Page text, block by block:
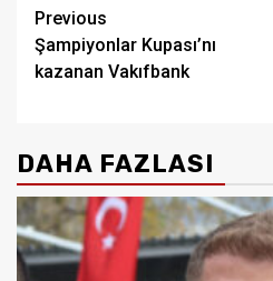
Post
navigation
Previous
Şampiyonlar Kupası’nı
kazanan Vakıfbank
DAHA FAZLASI